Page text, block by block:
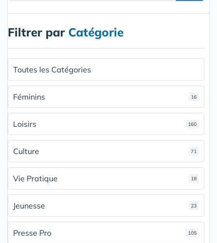
Filtrer par Catégorie
Toutes les Catégories
Féminins 16
Loisirs 160
Culture 71
Vie Pratique 18
Jeunesse 23
Presse Pro 105